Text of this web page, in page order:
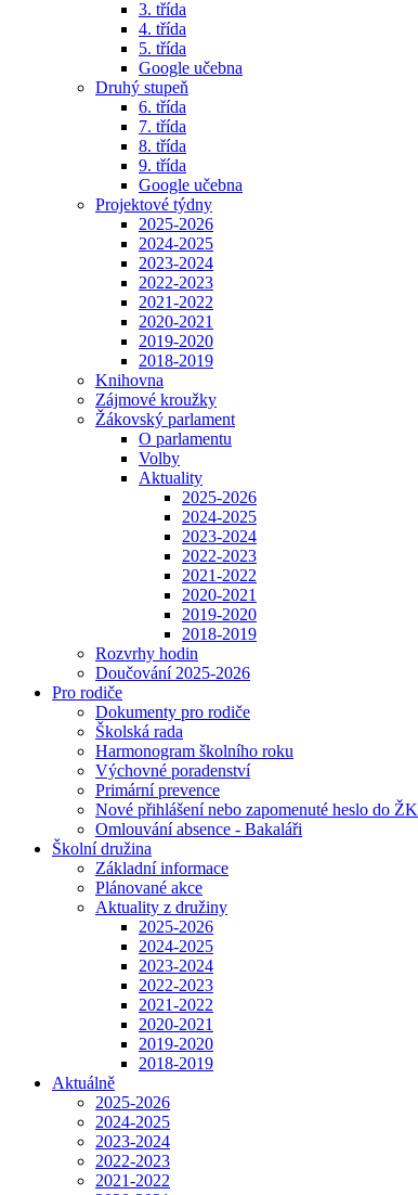
3. třída
4. třída
5. třída
Google učebna
Druhý stupeň
6. třída
7. třída
8. třída
9. třída
Google učebna
Projektové týdny
2025-2026
2024-2025
2023-2024
2022-2023
2021-2022
2020-2021
2019-2020
2018-2019
Knihovna
Zájmové kroužky
Žákovský parlament
O parlamentu
Volby
Aktuality
2025-2026
2024-2025
2023-2024
2022-2023
2021-2022
2020-2021
2019-2020
2018-2019
Rozvrhy hodin
Doučování 2025-2026
Pro rodiče
Dokumenty pro rodiče
Školská rada
Harmonogram školního roku
Výchovné poradenství
Primární prevence
Nové přihlášení nebo zapomenuté heslo do ŽK
Omlouvání absence - Bakaláři
Školní družina
Základní informace
Plánované akce
Aktuality z družiny
2025-2026
2024-2025
2023-2024
2022-2023
2021-2022
2020-2021
2019-2020
2018-2019
Aktuálně
2025-2026
2024-2025
2023-2024
2022-2023
2021-2022